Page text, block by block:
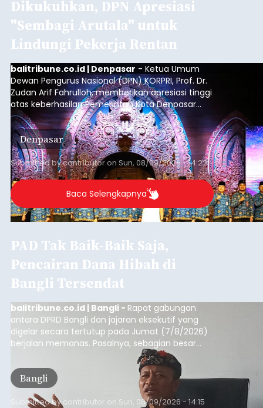
Dikukuhkan, DPN Apresiasi
"Sembagi Arutala" untuk
Lindungi Pekerja Rentan
balitribune.co.id | Denpasar - Ketua Umum
Dewan Pengurus Nasional (DPN) KORPRI, Prof. Dr.
Zudan Arif Fahrulloh, memberikan apresiasi tinggi
atas keberhasilan Pemerintah Kota Denpasar
dan KORPRI Kota Denpasar dalam
mengimplementasikan program gotong royong
kepedulian sosial bertajuk "Sembagi Arutala".
Denpasar
Submitted bycontributoron Sun, 08/09/2026 - 14:22
Baca Selengkapnya
PAD Tak Baik-Baik Saja,
Pencairan Dana Hibah di
Bangli Tersendat
balitribune.co.id | Bangli - Rapat gabungan
antara DPRD Bangli dan jajaran eksekutif yang
digelar secara tertutup pada Jumat (7/8/2026)
berjalan memanas. Pasalnya, sebagian besar
dana hibah yang bersumber dari pokok-pokok
pikiran (pokok-pokok pikiran/pokir) dewan hasil
penjaringan aspirasi masyarakat saat reses tak
kunjung cair.
Bangli
Submitted bycontributor on Sun, 08/09/2026 - 14:15